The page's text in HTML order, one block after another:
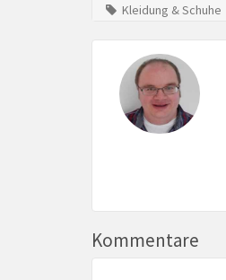
Kleidung & Schuhe
Kommentare